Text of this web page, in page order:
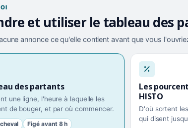
et utiliser le tableau des
annonce ce qu'elle contient avant que vous
des partants
une ligne, l'heure à laquelle les
de bouger, et par où commencer.
Figé avant 8 h
Les
HISTO
D'où sortent
qui disent